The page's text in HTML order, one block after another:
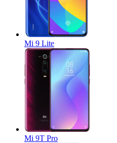
Mi 9 Lite
Mi 9T Pro